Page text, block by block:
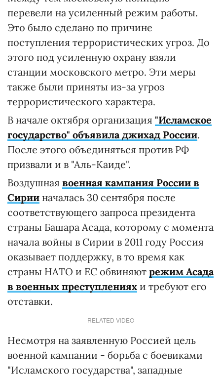
перевели на усиленный режим работы.
Это было сделано по причине
поступления террористических угроз. До
этого под усиленную охрану взяли
станции московского метро. Эти меры
также были приняты из-за угроз
террористического характера.
В начале октября организация "Исламское
государство" объявила джихад России.
После этого объединяться против РФ
призвали и в "Аль-Каиде".
Воздушная военная кампания России в
Сирии началась 30 сентября после
соответствующего запроса президента
страны Башара Асада, которому с момента
начала войны в Сирии в 2011 году Россия
оказывает поддержку, в то время как
страны НАТО и ЕС обвиняют режим Асада
в военных преступлениях и требуют его
отставки.
RELATED VIDEO
Несмотря на заявленную Россией цель
военной кампании - борьба с боевиками
"Исламского государства", западные